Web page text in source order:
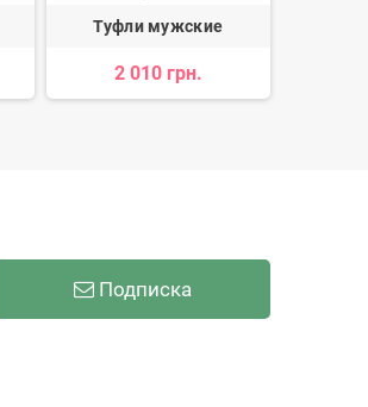
Туфли мужские
2 010 грн.
Подписка